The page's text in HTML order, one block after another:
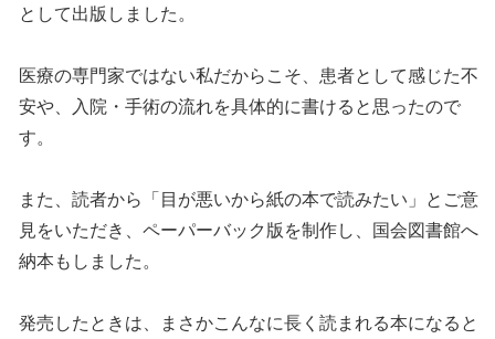
として出版しました。
医療の専門家ではない私だからこそ、患者として感じた不
安や、入院・手術の流れを具体的に書けると思ったので
す。
また、読者から「目が悪いから紙の本で読みたい」とご意
見をいただき、ペーパーバック版を制作し、国会図書館へ
納本もしました。
発売したときは、まさかこんなに長く読まれる本になると